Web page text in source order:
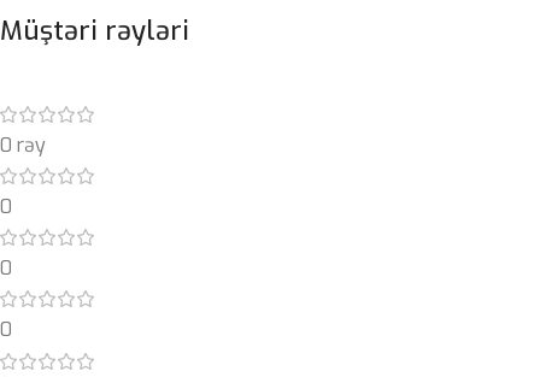
Müştəri rəyləri
0 rəy
0
0
0